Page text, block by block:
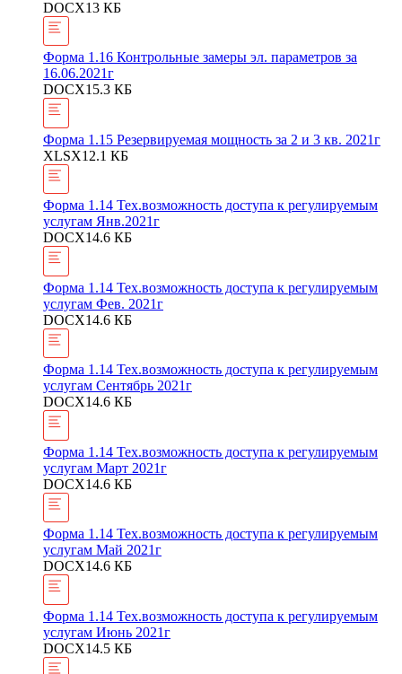
DOCX13 КБ
Форма 1.16 Контрольные замеры эл. параметров за
16.06.2021г
DOCX15.3 КБ
Форма 1.15 Резервируемая мощность за 2 и 3 кв. 2021г
XLSX12.1 КБ
Форма 1.14 Тех.возможность доступа к регулируемым
услугам Янв.2021г
DOCX14.6 КБ
Форма 1.14 Тех.возможность доступа к регулируемым
услугам Фев. 2021г
DOCX14.6 КБ
Форма 1.14 Тех.возможность доступа к регулируемым
услугам Сентябрь 2021г
DOCX14.6 КБ
Форма 1.14 Тех.возможность доступа к регулируемым
услугам Март 2021г
DOCX14.6 КБ
Форма 1.14 Тех.возможность доступа к регулируемым
услугам Май 2021г
DOCX14.6 КБ
Форма 1.14 Тех.возможность доступа к регулируемым
услугам Июнь 2021г
DOCX14.5 КБ